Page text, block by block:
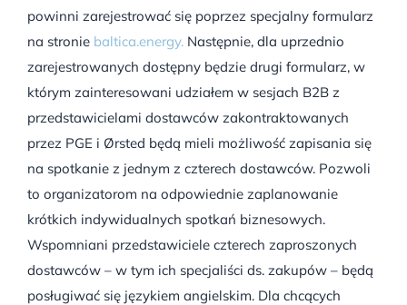
powinni zarejestrować się poprzez specjalny formularz
na stronie baltica.energy. Następnie, dla uprzednio
zarejestrowanych dostępny będzie drugi formularz, w
którym zainteresowani udziałem w sesjach B2B z
przedstawicielami dostawców zakontraktowanych
przez PGE i Ørsted będą mieli możliwość zapisania się
na spotkanie z jednym z czterech dostawców. Pozwoli
to organizatorom na odpowiednie zaplanowanie
krótkich indywidualnych spotkań biznesowych.
Wspomniani przedstawiciele czterech zaproszonych
dostawców – w tym ich specjaliści ds. zakupów – będą
posługiwać się językiem angielskim. Dla chcących